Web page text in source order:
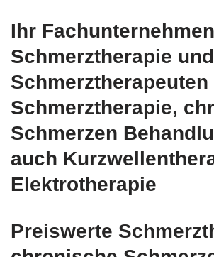
Ihr
Schmerztherapie und
Schmerztherapeuten
Schmerztherapie,
Schmerzen
auch
Elektrotherapie
Preiswerte